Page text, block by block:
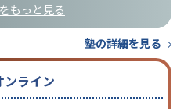
もっと見る
塾の詳細を見る
ンライン